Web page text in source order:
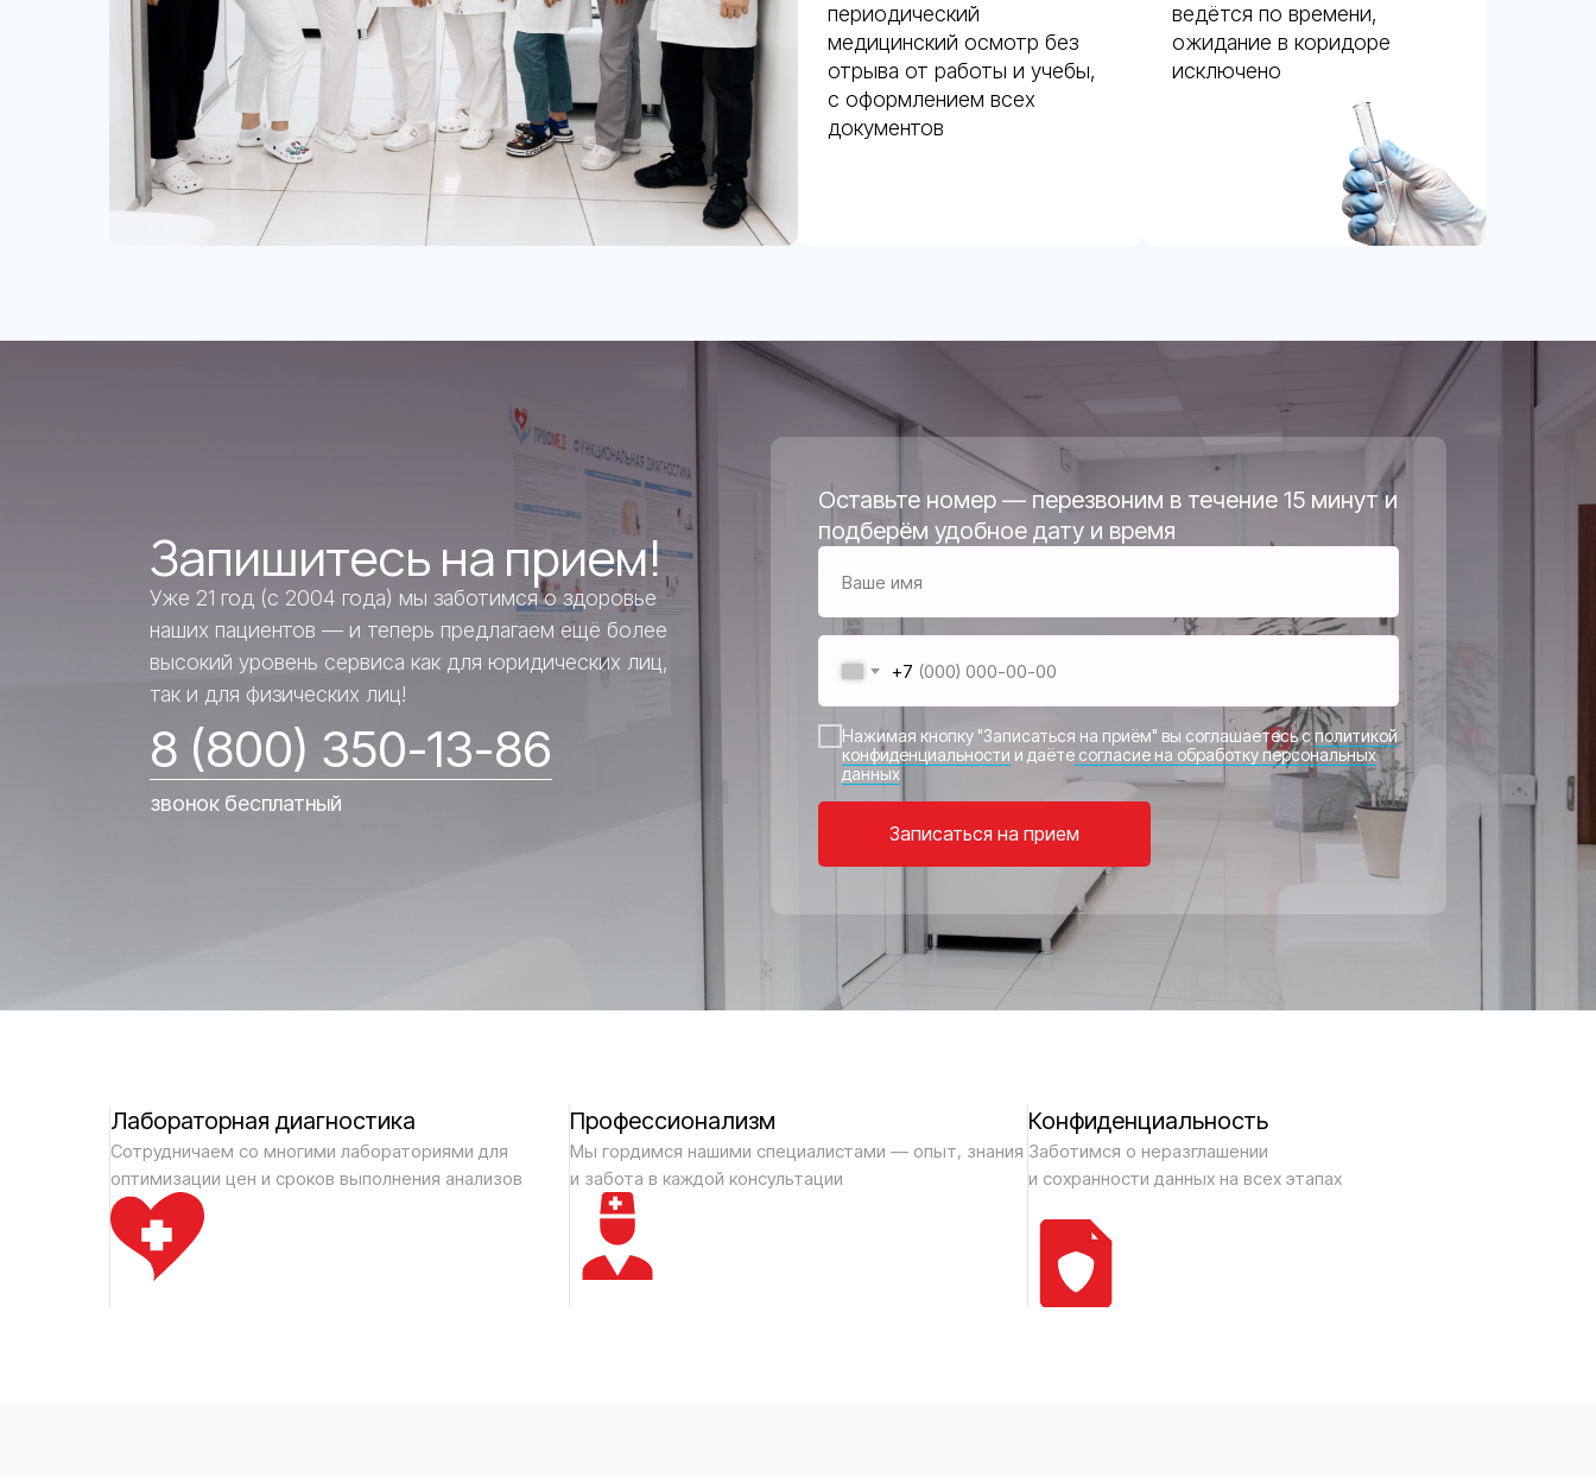
периодический
медицинский осмотр без
отрыва от работы и учебы,
с оформлением всех
документов
ведётся по времени,
ожидание в коридоре
исключено
Запишитесь на прием!
Уже 21 год (с 2004 года) мы заботимся о здоровье
наших пациентов — и теперь предлагаем ещё более
высокий уровень сервиса как для юридических лиц,
так и для физических лиц!
8 (800) 350-13-86
звонок бесплатный
Оставьте номер — перезвоним в течение 15 минут и
подберём удобное дату и время
+7
Нажимая кнопку "Записаться на приём" вы соглашаетесь сполитикой
конфиденциальности и даёте согласие на обработку персональных
данных
Записаться на прием
Лабораторная диагностика
Сотрудничаем со многими лабораториями для
оптимизации цен и сроков выполнения анализов
Профессионализм
Мы гордимся нашими специалистами — опыт, знания
и забота в каждой консультации
Конфиденциальность
Заботимся о неразглашении
и сохранности данных на всех этапах